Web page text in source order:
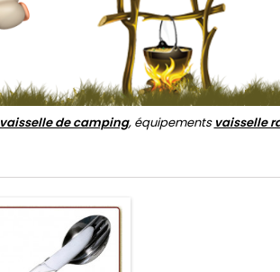
vaisselle de camping, équipements vaisselle